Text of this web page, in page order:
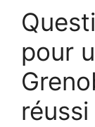
pour
réussi